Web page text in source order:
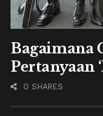
Bagaimana
Pertanyaan
0 SHARES